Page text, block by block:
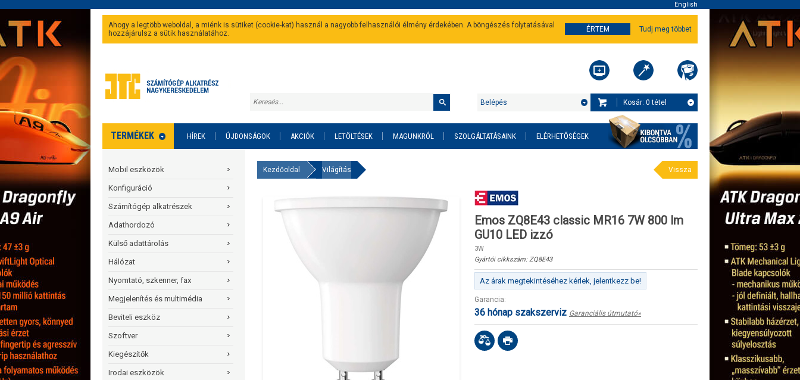
English
Ahogy a legtöbb weboldal, a miénk is sütiket (cookie-kat) használ a nagyobb felhasználói élmény érdekében. A böngészés folytatásával
hozzájárulsz a sütik használatához.
ÉRTEM Tudj meg többet
Kosár: 0 tétel
Belépés
TERMÉKEK HÍREK ÚJDONSÁGOK AKCIÓK LETÖLTÉSEK MAGUNKRÓL SZOLGÁLTATÁSAINK ELÉRHETŐSÉGEK
Mobil eszközök
Konfiguráció
Számítógép alkatrészek
Adathordozó
Külső adattárolás
Hálózat
Nyomtató, szkenner, fax
Megjelenítés és multimédia
Beviteli eszköz
Szoftver
Kiegészítők
Irodai eszközök
Kezdőoldal Világítás Vissza
Emos ZQ8E43 classic MR16 7W 800 lm
GU10 LED izzó
3W
Gyártói cikkszám:ZQ8E43
Az árak megtekintéséhez kérlek, jelentkezz be!
Garancia:
36 hónap szakszerviz Garanciális útmutató»